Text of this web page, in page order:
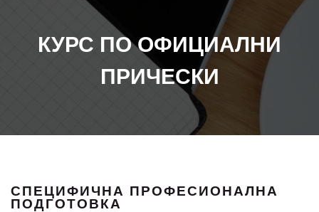
КУРС ПО ОФИЦИАЛНИ
ПРИЧЕСКИ
СПЕЦИФИЧНА ПРОФЕСИОНАЛНА
ПОДГОТОВКА